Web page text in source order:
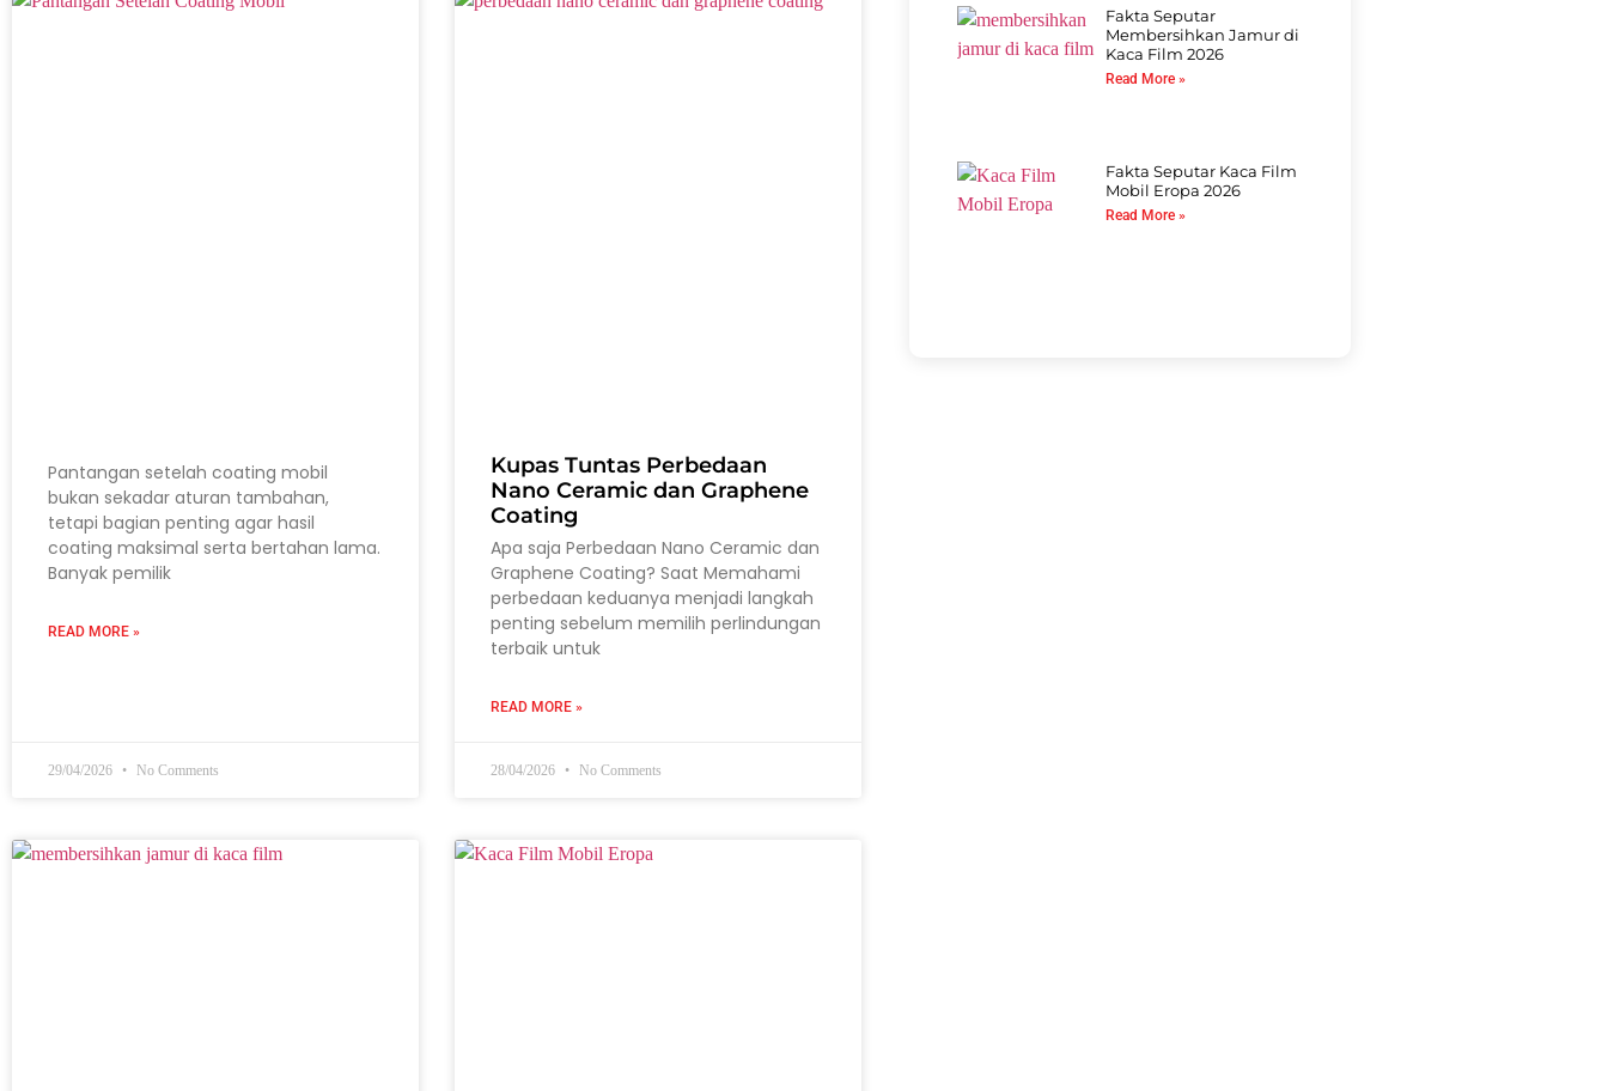
Pantangan setelah coating mobil
bukan sekadar aturan tambahan,
tetapi bagian penting agar hasil
coating maksimal serta bertahan lama.
Banyak pemilik
READ MORE »
29/04/2026 No Comments
Kupas Tuntas Perbedaan
Nano Ceramic dan Graphene
Coating
Apa saja Perbedaan Nano Ceramic dan
Graphene Coating? Saat Memahami
perbedaan keduanya menjadi langkah
penting sebelum memilih perlindungan
terbaik untuk
READ MORE »
28/04/2026 No Comments
Fakta Seputar
Membersihkan Jamur di
Kaca Film 2026
Read More »
Fakta Seputar Kaca Film
Mobil Eropa 2026
Read More »